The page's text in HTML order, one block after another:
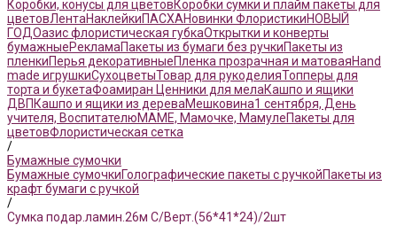
Коробки, конусы для цветовКоробки сумки и плайм пакеты для
цветовЛентаНаклейкиПАСХАНовинки ФлористикиНОВЫЙ
ГОДОазис флористическая губкаОткрытки и конверты
бумажныеРекламаПакеты из бумаги без ручкиПакеты из
пленкиПерья декоративныеПленка прозрачная и матоваяHand
made игрушкиСухоцветыТовар для рукоделияТопперы для
торта и букетаФоамиран Ценники для мелаКашпо и ящики
ДВП Кашпо и ящики из дереваМешковина1 сентября, День
учителя, ВоспитателюМАМЕ, Мамочке, МамулеПакеты для
цветовФлористическая сетка
/
Бумажные сумочки
Бумажные сумочкиГолографические пакеты с ручкойПакеты из
крафт бумаги с ручкой
/
Сумка подар.ламин.26м С/Верт.(56*41*24)/2шт